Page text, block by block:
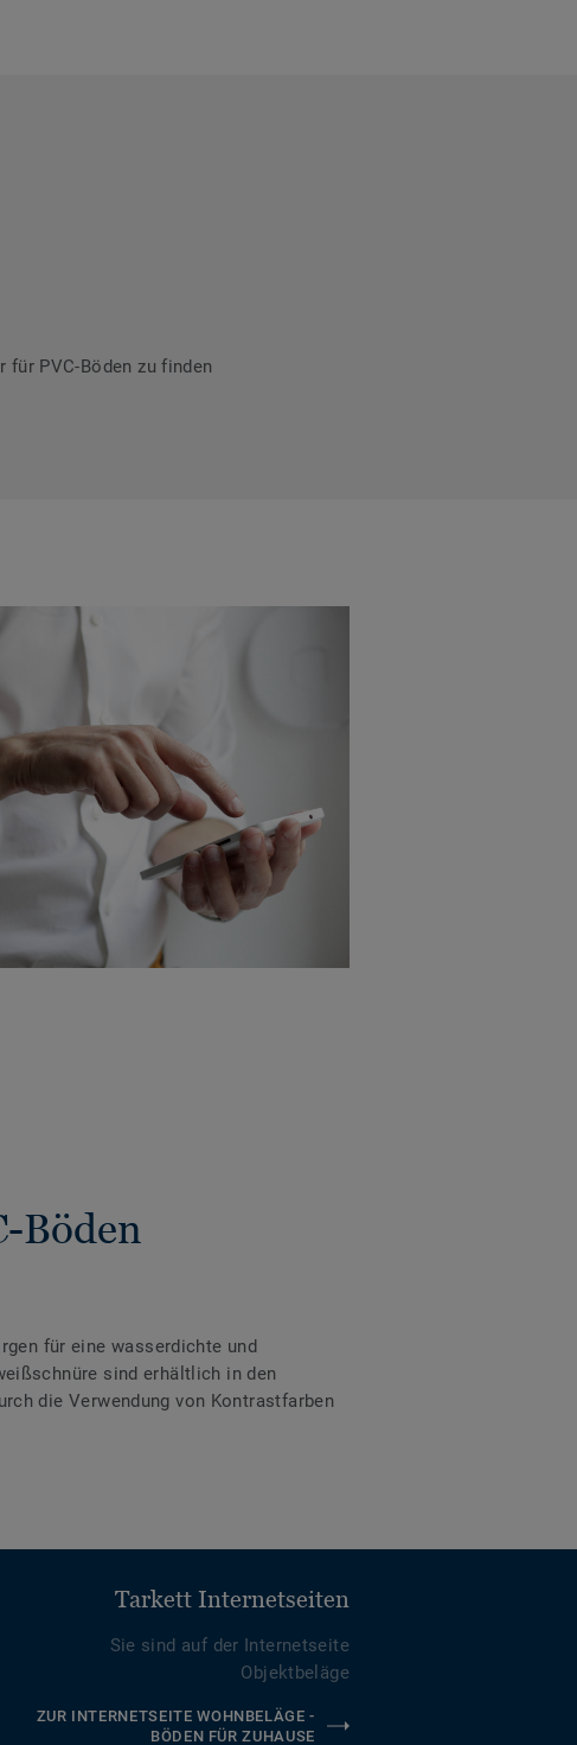
PVC-Böden zu finden
Böden
für eine wasserdichte und
sind erhältlich in den
die Verwendung von Kontrastfarben
Tarkett Internetseiten
Sie sind auf der Internetseite
Objektbeläge
ZUR INTERNETSEITE WOHNBELÄGE -
BÖDEN FÜR ZUHAUSE